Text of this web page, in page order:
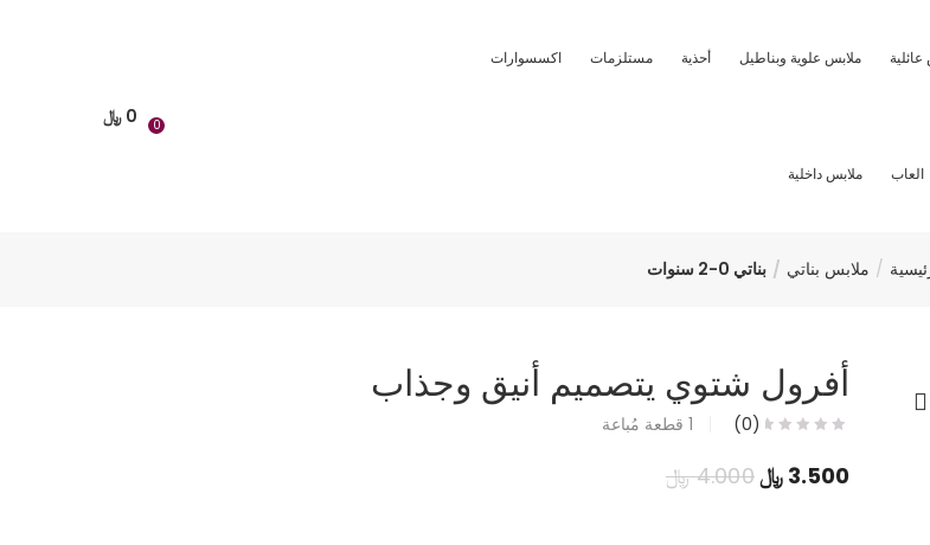
ملابس علوية وبناطيل أحذية مستلزمات اكسسوارات
العاب ملابس داخلية
0
0 ﷼
ملابس بناتي بناتي 0-2 سنوات
أفرول شتوي يتصميم أنيق وجذاب
(0)
1 قطعة مُباعة
3.500 ﷼السعر
4.000 ﷼السعر